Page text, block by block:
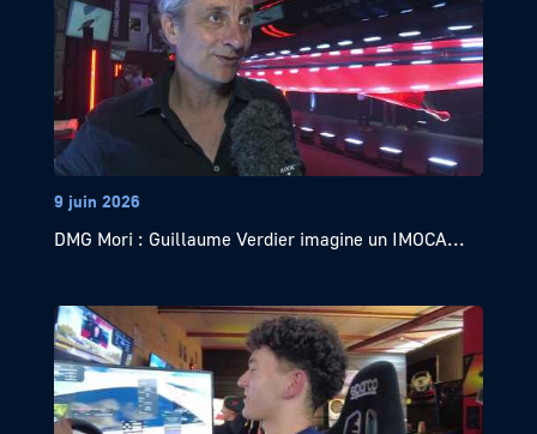
9 juin 2026
DMG Mori : Guillaume Verdier imagine un IMOCA...